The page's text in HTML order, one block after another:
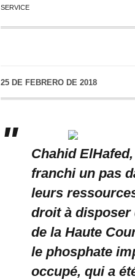
SERVICE
25 DE FEBRERO DE 2018
Chahid
franchi un pas
leurs
droit à disposer
de la Haute
le phosphate
occupé, qui a